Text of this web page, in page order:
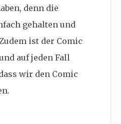
denn die
gehalten und
ist der Comic
auf jeden Fall
wir den Comic